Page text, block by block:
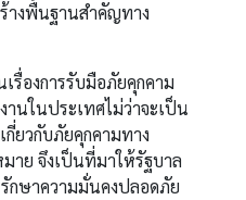
างพื้นฐานสำคัญทาง
รื่องการรับมือภัยคุกคาม
นในประเทศไม่ว่าจะเป็น
กี่ยวกับภัยคุกคามทาง
าย จึงเป็นที่มาให้รัฐบาล
กษาความมั่นคงปลอดภัย